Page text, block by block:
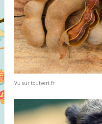
Vu sur toutvert.fr